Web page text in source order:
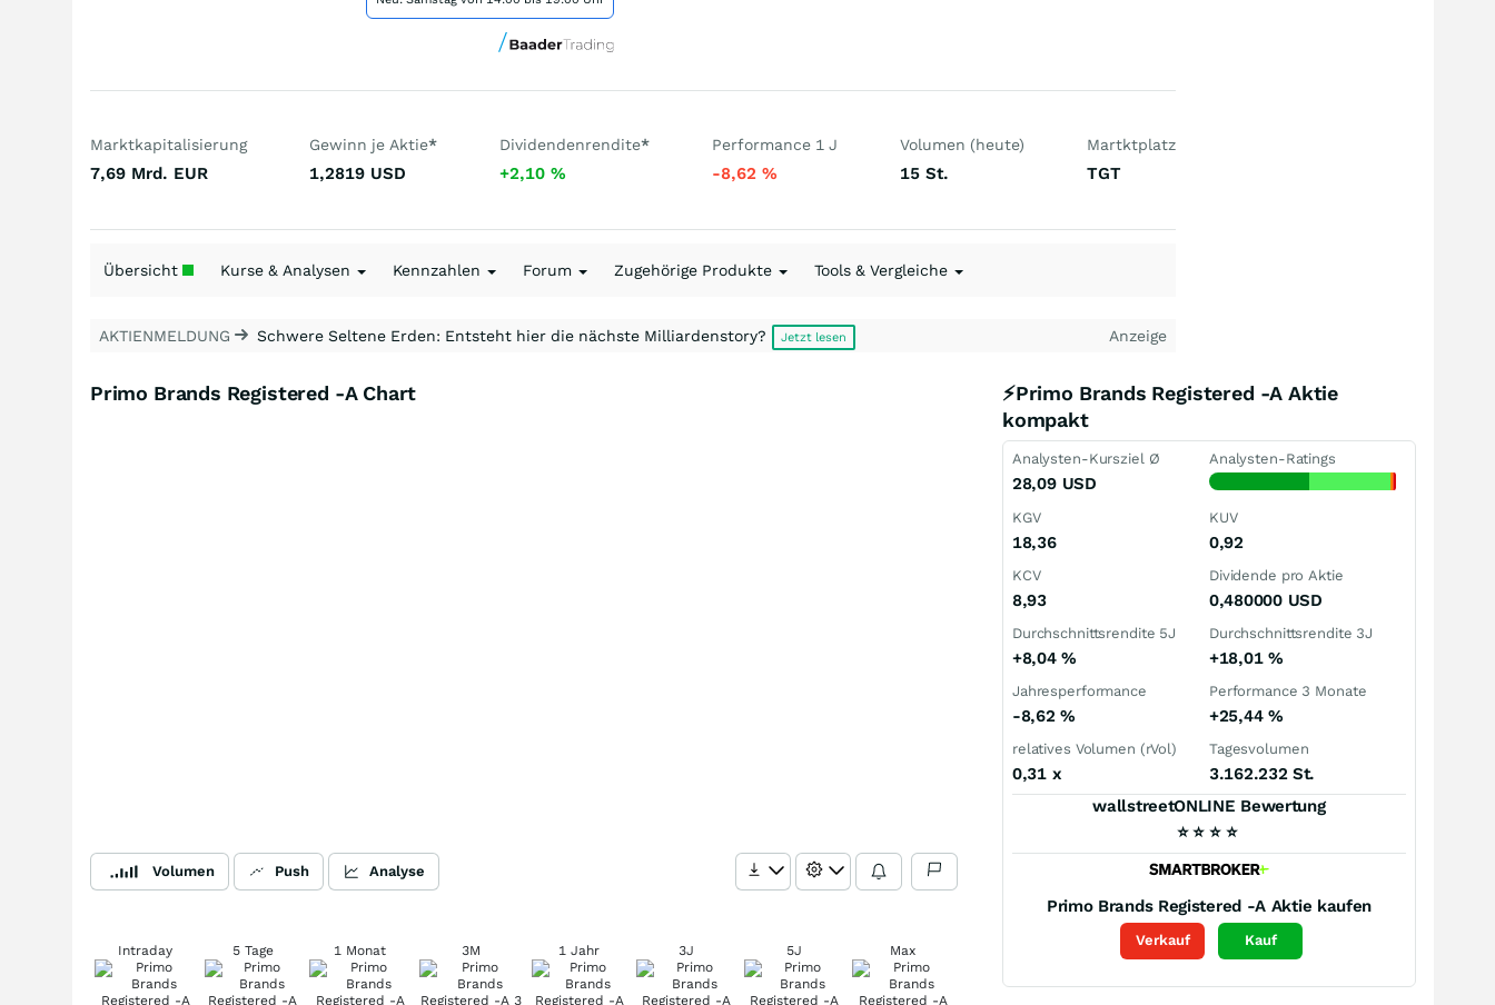
Marktkapitalisierung
7,69 Mrd. EUR
Gewinn je Aktie*
1,2819 USD
Dividendenrendite*
+2,10 %
Performance 1 J
-8,62 %
Volumen (heute)
15 St.
Martktplatz
TGT
Übersicht Kurse & Analysen Kennzahlen Forum Zugehörige Produkte Tools & Vergleiche
AKTIENMELDUNG Schwere Seltene Erden: Entsteht hier die nächste Milliardenstory? Jetzt lesen Anzeige
Primo Brands Registered -A Chart
Volumen Push Analyse
Intraday 5 Tage 1 Monat 3M 1 Jahr 3J 5J Max
⚡Primo Brands Registered -A Aktie
kompakt
Analysten-Kursziel Ø
28,09 USD
Analysten-Ratings
KGV
18,36
KUV
0,92
KCV
8,93
Dividende pro Aktie
0,480000 USD
Durchschnittsrendite 5J
+8,04%
Durchschnittsrendite 3J
+18,01 %
Jahresperformance
-8,62%
Performance 3 Monate
+25,44 %
relatives Volumen (rVol)
0,31 x
Tagesvolumen
3.162.232 St.
wallstreetONLINE Bewertung
⭐ ⭐ ⭐ ⭐
Primo Brands Registered -A Aktie kaufen
Verkauf Kauf